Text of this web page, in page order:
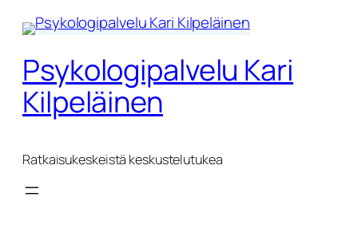
Siirry
sisältöön
Psykologipalvelu Kari
Kilpeläinen
Ratkaisukeskeistä keskustelutukea